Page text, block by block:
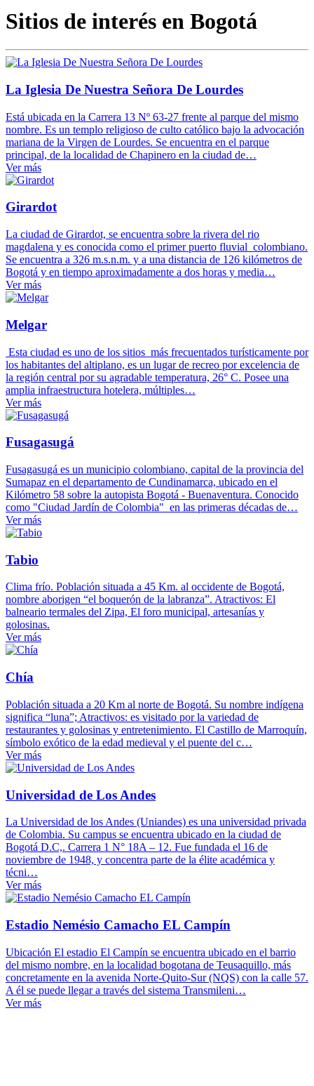
Sitios de interés en Bogotá
La Iglesia De Nuestra Señora De Lourdes
Está ubicada en la Carrera 13 Nº 63-27 frente al parque del mismo
nombre. Es un templo religioso de culto católico bajo la advocación
mariana de la Virgen de Lourdes. Se encuentra en el parque
principal, de la localidad de Chapinero en la ciudad de…
Ver más
Girardot
La ciudad de Girardot, se encuentra sobre la rivera del rio
magdalena y es conocida como el primer puerto fluvial colombiano.
Se encuentra a 326 m.s.n.m. y a una distancia de 126 kilómetros de
Bogotá y en tiempo aproximadamente a dos horas y media…
Ver más
Melgar
Esta ciudad es uno de los sitios más frecuentados turísticamente por
los habitantes del altiplano, es un lugar de recreo por excelencia de
la región central por su agradable temperatura, 26° C. Posee una
amplia infraestructura hotelera, múltiples…
Ver más
Fusagasugá
Fusagasugá es un municipio colombiano, capital de la provincia del
Sumapaz en el departamento de Cundinamarca, ubicado en el
Kilómetro 58 sobre la autopista Bogotá - Buenaventura. Conocido
como "Ciudad Jardín de Colombia" en las primeras décadas de…
Ver más
Tabio
Clima frío. Población situada a 45 Km. al occidente de Bogotá,
nombre aborigen “el boquerón de la labranza”. Atractivos: El
balneario termales del Zipa, El foro municipal, artesanías y
golosinas.
Ver más
Chía
Población situada a 20 Km al norte de Bogotá. Su nombre indígena
significa “luna”; Atractivos: es visitado por la variedad de
restaurantes y golosinas y entretenimiento. El Castillo de Marroquín,
símbolo exótico de la edad medieval y el puente del c…
Ver más
Universidad de Los Andes
La Universidad de los Andes (Uniandes) es una universidad privada
de Colombia. Su campus se encuentra ubicado en la ciudad de
Bogotá D.C,. Carrera 1 N° 18A – 12. Fue fundada el 16 de
noviembre de 1948, y concentra parte de la élite académica y
técni…
Ver más
Estadio Nemésio Camacho EL Campín
Ubicación El estadio El Campín se encuentra ubicado en el barrio
del mismo nombre, en la localidad bogotana de Teusaquillo, más
concretamente en la avenida Norte-Quito-Sur (NQS) con la calle 57.
A él se puede llegar a través del sistema Transmileni…
Ver más